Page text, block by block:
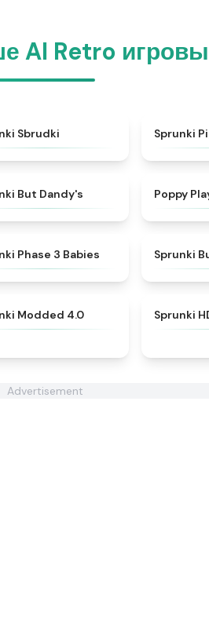
AI Retro
Sbrudki Sprunki
But Dandy's Poppy
Phase 3 Babies Sprunki
Modded 4.0 Sprunki
Advertisement